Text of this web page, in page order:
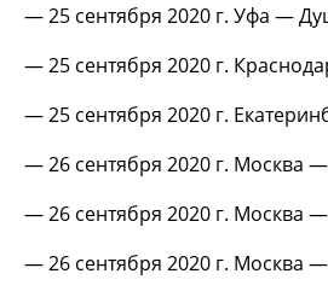
— 25 сентября 2020 г. Уфа —
— 25 сентября 2020 г.
— 25 сентября 2020 г.
— 26 сентября 2020 г. Москва
— 26 сентября 2020 г. Москва
— 26 сентября 2020 г. Москва